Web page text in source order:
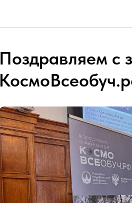
Поздравляем с